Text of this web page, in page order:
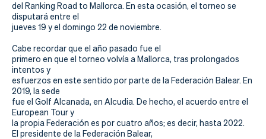
Federarse
Jugar
Aprender
Actualidad
Tienda
del Ranking Road to Mallorca. En esta ocasión, el torneo se
disputará entre el
jueves 19 y el domingo 22 de noviembre.
Cabe recordar que el año pasado fue el
primero en que el torneo volvía a Mallorca, tras prolongados
intentos y
esfuerzos en este sentido por parte de la Federación Balear. En
2019, la sede
fue el Golf Alcanada, en Alcudia. De hecho, el acuerdo entre el
European Tour y
la propia Federación es por cuatro años; es decir, hasta 2022.
El presidente de la Federación Balear,